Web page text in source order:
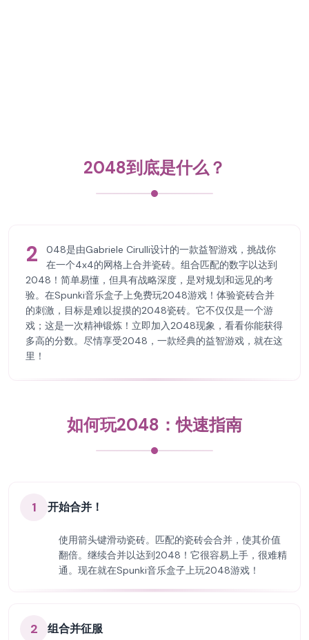
2048到底是什么？
2
048是由Gabriele Cirulli设计的一款益智游戏，挑战你
在一个4x4的网格上合并瓷砖。组合匹配的数字以达到
2048！简单易懂，但具有战略深度，是对规划和远见的考
验。在Spunki音乐盒子上免费玩2048游戏！体验瓷砖合并
的刺激，目标是难以捉摸的2048瓷砖。它不仅仅是一个游
戏；这是一次精神锻炼！立即加入2048现象，看看你能获得
多高的分数。尽情享受2048，一款经典的益智游戏，就在这
里！
如何玩2048：快速指南
1 开始合并！
使用箭头键滑动瓷砖。匹配的瓷砖会合并，使其价值
翻倍。继续合并以达到2048！它很容易上手，很难精
通。现在就在Spunki音乐盒子上玩2048游戏！
2 组合并征服